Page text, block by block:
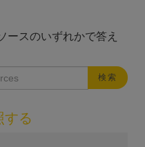
ースのいずれかで答え
検索
する